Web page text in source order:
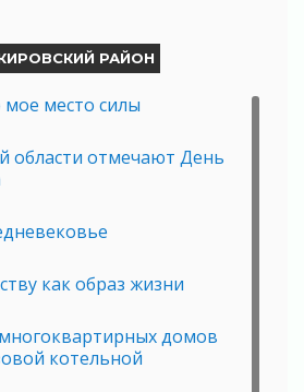
РАЙОН
место силы
области отмечают День
как образ жизни
домов
котельной